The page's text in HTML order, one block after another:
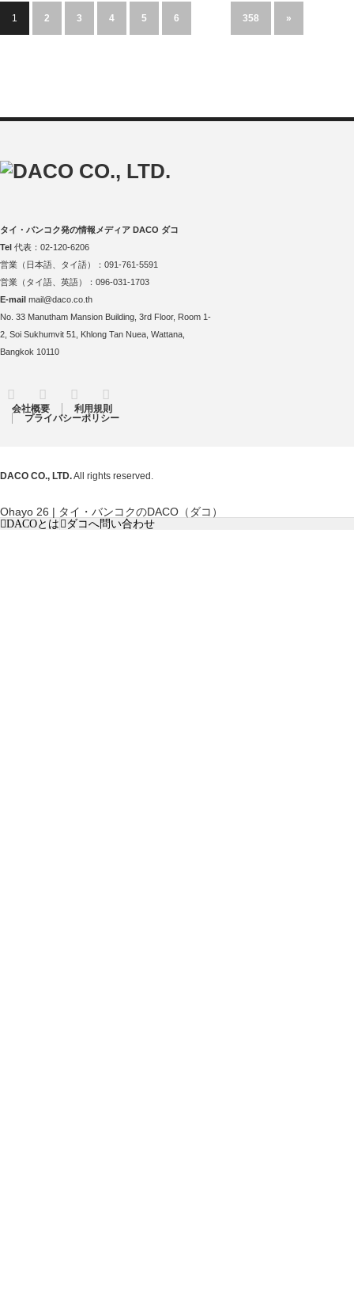
1 2 3 4 5 6 358 »
タイ・バンコク発の情報メディア DACO ダコ
Tel 代表：02-120-6206
営業（日本語、タイ語）：091-761-5591
営業（タイ語、英語）：096-031-1703
E-mail mail@daco.co.th
No. 33 Manutham Mansion Building, 3rd Floor, Room 1-
2, Soi Sukhumvit 51, Khlong Tan Nuea, Wattana,
Bangkok 10110
Twitter FacebookInstagram
会社概要
利用規則
プライバシーポリシー
DACO CO., LTD.All rights reserved.
Ohayo 26 | タイ・バンコクのDACO（ダコ）
DACOとは ダコへ問い合わせ